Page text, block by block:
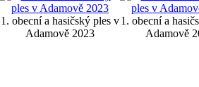
1. obecní a hasičský ples v
Adamově 2023
1. obecní a
Adamově